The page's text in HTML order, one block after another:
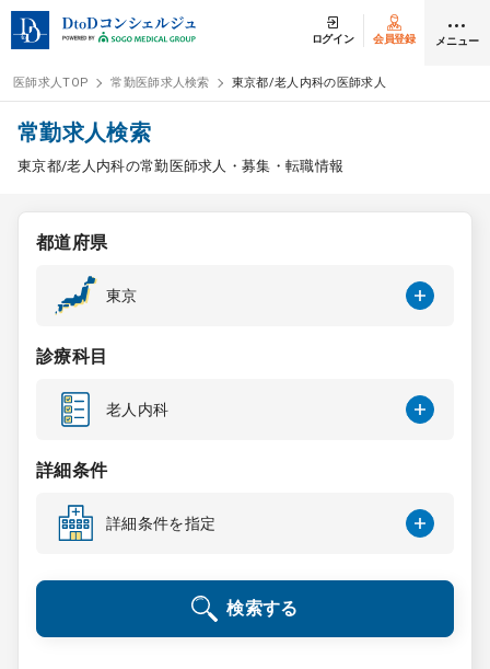
ログイン 会員登録 メニュー
ログイン
医師求人
常勤検索
スポット検索
DtoDの転職・
コンサルタント
成功事例
転職ノウハウ
医師求人TOP 常勤医師求人検索 東京都/老人内科の医師求人
常勤求人検索
東京都/老人内科の常勤医師求人・募集・転職情報
都道府県
東京
診療科目
老人内科
詳細条件
詳細条件を指定
検索する